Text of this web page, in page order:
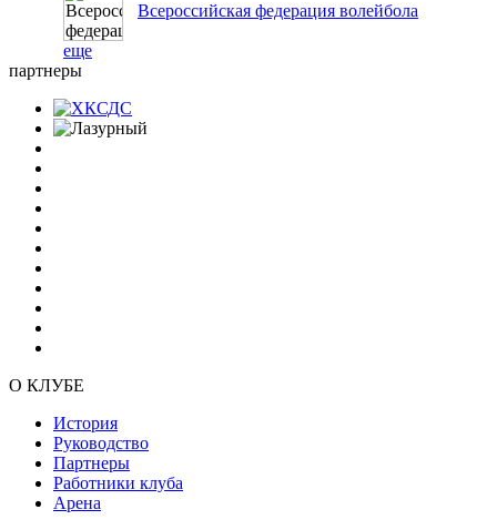
Всероссийская федерация волейбола
еще
партнеры
О КЛУБЕ
История
Руководство
Партнеры
Работники клуба
Арена